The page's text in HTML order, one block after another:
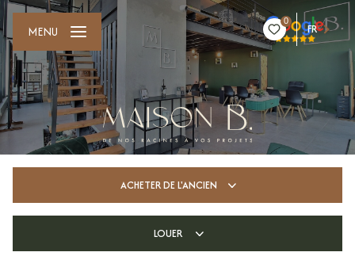
0
FR
MENU
ACHETERDE L'ANCIEN
LOUER